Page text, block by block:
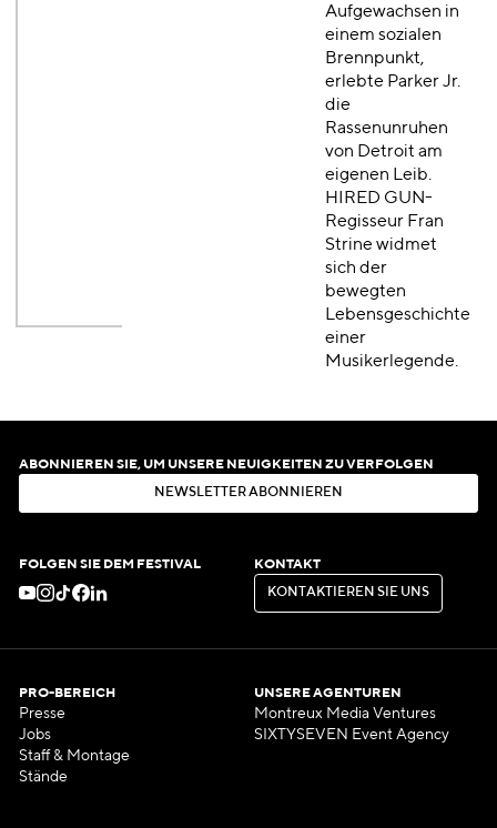
Aufgewachsen in
einem sozialen
Brennpunkt,
erlebte Parker Jr.
die
Rassenunruhen
von Detroit am
eigenen Leib.
HIRED GUN-
Regisseur Fran
Strine widmet
sich der
bewegten
Lebensgeschichte
einer
Musikerlegende.
ABONNIEREN SIE, UM UNSERE NEUIGKEITEN ZU VERFOLGEN
N EWSLET ERABON N EREN
FOLGEN SIE DEM FESTIVAL KONTAKT
KON AKT EREN SI E UN S
KONTAKTIERENSIEUNS
PRO-BEREICH
Presse
Jobs
Staff & Montage
Stände
UNSERE AGENTUREN
Montreux Media Ventures
SIXTYSEVEN Event Agency